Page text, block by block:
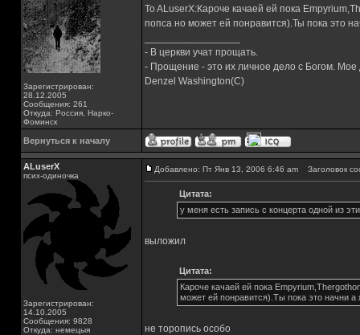
Зарегистрирован:
28.12.2005
Сообщения: 261
Откуда: Россия, Нарко-
Фоминск
To ALuserX:Кароче качаей ей пока
попса но может ей понравится).Ты пока это
- В церкви учат прощать.
- Прощение - это их личное дело с Богом. Мое
Denzel Washington(C)
Вернуться к началу
ALuserX
псих-одиночка
Зарегистрирован:
14.10.2005
Сообщения: 9828
Откуда: немецыя
Добавлено: Пт Янв 13, 2006 6:46 am Заголовок
Цитата:
у меня есть запись с концерта одной из
выложил
Цитата:
Кароче качаей ей пока
может ей понравится).Ты пока это начни а
не торопись особо